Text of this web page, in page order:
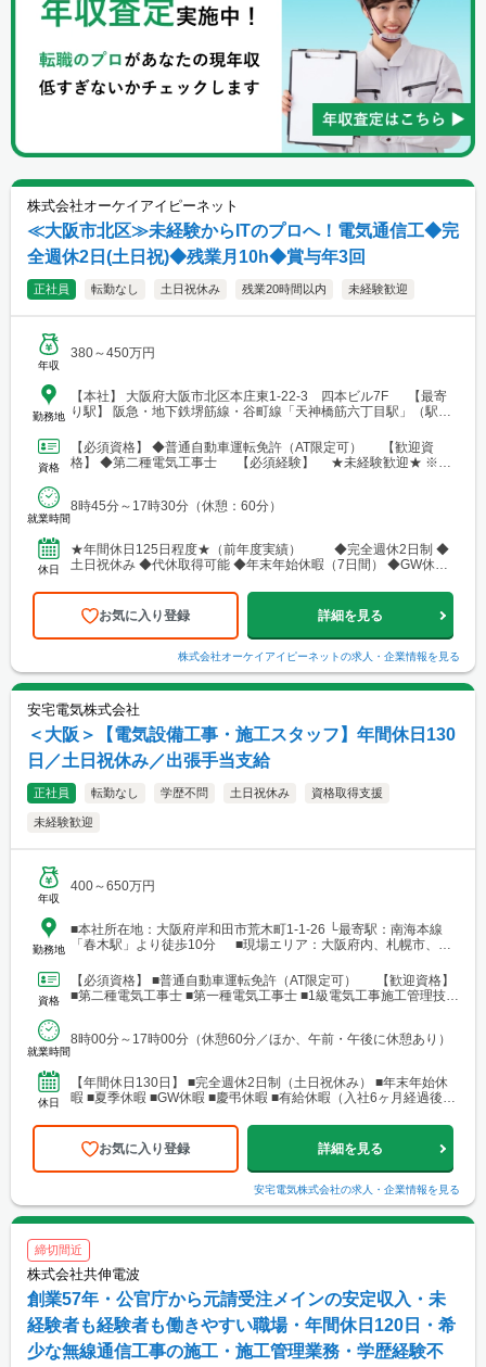
株式会社オーケイアイピーネット
≪大阪市北区≫未経験からITのプロへ！電気通信工◆完
全週休2日(土日祝)◆残業月10h◆賞与年3回
正社員 転勤なし 土日祝休み 残業20時間以内 未経験歓迎
年収
380～450万円
勤務地
【本社】 大阪府大阪市北区本庄東1-22-3 四本ビル7F 【最寄
り駅】 阪急・地下鉄堺筋線・谷町線「天神橋筋六丁目駅」（駅か
資格
【必須資格】 ◆普通自動車運転免許（AT限定可） 【歓迎資
格】 ◆第二種電気工事士 【必須経験】 ★未経験歓迎★ ※PC
就業時間
8時45分～17時30分（休憩：60分）
休日
★年間休日125日程度★（前年度実績） ◆完全週休2日制 ◆
土日祝休み ◆代休取得可能 ◆年末年始休暇（7日間） ◆GW休暇
お気に入り登録 詳細を見る
株式会社オーケイアイピーネットの求人・企業情報を見る
安宅電気株式会社
＜大阪＞【電気設備工事・施工スタッフ】年間休日130
日／土日祝休み／出張手当支給
正社員 転勤なし 学歴不問 土日祝休み 資格取得支援
未経験歓迎
年収
400～650万円
勤務地
■本社所在地：大阪府岸和田市荒木町1-1-26 └最寄駅：南海本線
「春木駅」より徒歩10分 ■現場エリア：大阪府内、札幌市、東
資格
【必須資格】 ■普通自動車運転免許（AT限定可） 【歓迎資格】
■第二種電気工事士 ■第一種電気工事士 ■1級電気工事施工管理技士
就業時間
8時00分～17時00分（休憩60分／ほか、午前・午後に休憩あり）
休日
【年間休日130日】 ■完全週休2日制（土日祝休み） ■年末年始休
暇 ■夏季休暇 ■GW休暇 ■慶弔休暇 ■有給休暇（入社6ヶ月経過後10
お気に入り登録 詳細を見る
安宅電気株式会社の求人・企業情報を見る
締切間近
株式会社共伸電波
創業57年・公官庁から元請受注メインの安定収入・未
経験者も経験者も働きやすい職場・年間休日120日・希
少な無線通信工事の施工・施工管理業務・学歴経験不